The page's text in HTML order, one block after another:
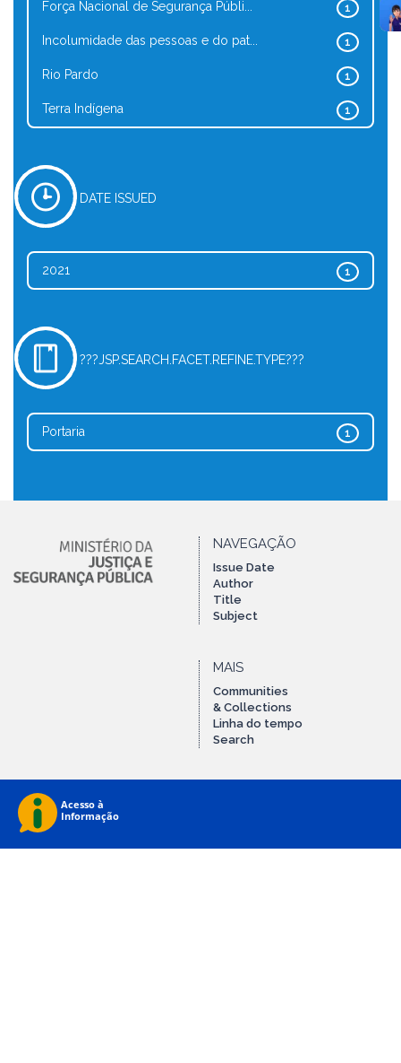
1
Força Nacional de Segurança Públi...
1
Incolumidade das pessoas e do pat...
1
Rio Pardo
1
Terra Indígena
DATE ISSUED
1
2021
???JSP.SEARCH.FACET.REFINE.TYPE???
1
Portaria
NAVEGAÇÃO
Issue Date
Author
Title
Subject
MAIS
Communities
& Collections
Linha do tempo
Search